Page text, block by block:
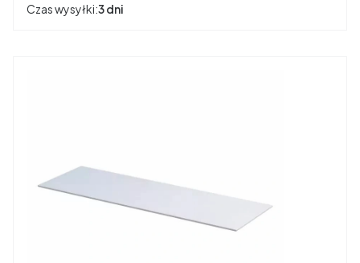
Czas wysyłki:3 dni